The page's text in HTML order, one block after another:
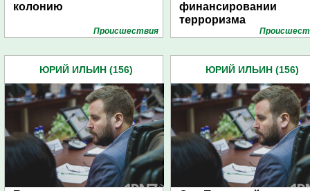
колонию
Проиcшествия
финансировании
терроризма
ЮРИЙ ИЛЬИН (156) ЮРИЙ ИЛЬИН (156)